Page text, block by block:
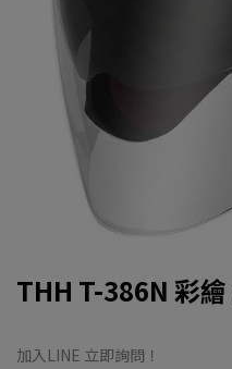
THH T-386N 彩
加入LINE 立即詢問！